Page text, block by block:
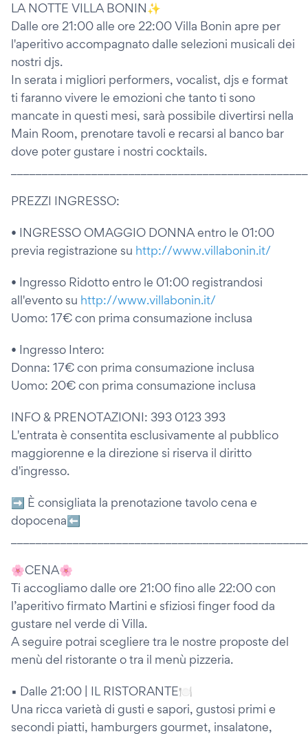
LA NOTTE VILLA BONIN✨
Dalle ore 21:00 alle ore 22:00 Villa Bonin apre per
l'aperitivo accompagnato dalle selezioni musicali dei
nostri djs.
In serata i migliori performers, vocalist, djs e format
ti faranno vivere le emozioni che tanto ti sono
mancate in questi mesi, sarà possibile divertirsi nella
Main Room, prenotare tavoli e recarsi al banco bar
dove poter gustare i nostri cocktails.
PREZZI INGRESSO:
• INGRESSO OMAGGIO DONNA entro le 01:00
previa registrazione su http://www.villabonin.it/
• Ingresso Ridotto entro le 01:00 registrandosi
all'evento su http://www.villabonin.it/
Uomo: 17€ con prima consumazione inclusa
• Ingresso Intero:
Donna: 17€ con prima consumazione inclusa
Uomo: 20€ con prima consumazione inclusa
INFO & PRENOTAZIONI: 393 0123 393
L'entrata è consentita esclusivamente al pubblico
maggiorenne e la direzione si riserva il diritto
d'ingresso.
➡️ È consigliata la prenotazione tavolo cena e
dopocena⬅️
🌸CENA🌸
Ti accogliamo dalle ore 21:00 fino alle 22:00 con
l’aperitivo firmato Martini e sfiziosi finger food da
gustare nel verde di Villa.
A seguire potrai scegliere tra le nostre proposte del
menù del ristorante o tra il menù pizzeria.
▪️ Dalle 21:00 | IL RISTORANTE🍽
Una ricca varietà di gusti e sapori, gustosi primi e
secondi piatti, hamburgers gourmet, insalatone,